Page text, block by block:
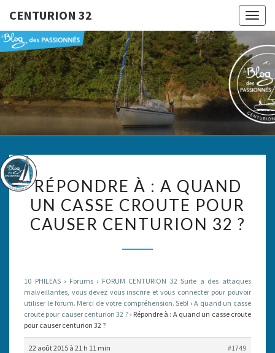
CENTURION 32
32
Le Blog
Des
Passionnés
À :
A
QUAND
POUR
CAUSER
CENTURION
32
RÉPONDRE À : A QUAND
UN CASSE CROUTE POUR
CAUSER CENTURION 32 ?
10 PHILEAS › Forums › FORUM CENTURION 32 Suite a des attaques
malveillantes, vous devez vous inscrire et vous connecter pour pouvoir
utiliser le forum. Merci de votre compréhension. Seb! › A quand un casse
croute pour causer centurion 32 ? › Répondre à : A quand un casse croute
pour causer centurion 32 ?
22 août 2015 à 21 h 11 min
#1749